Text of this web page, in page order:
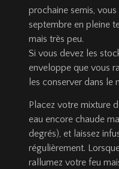
prochaine semis,
septembre en pleine
mais très peu.
Si vous devez les
enveloppe que vous
les conserver dans le
Placez votre mixture
eau encore chaude
degrés), et laissez
régulièrement.
rallumez votre feu